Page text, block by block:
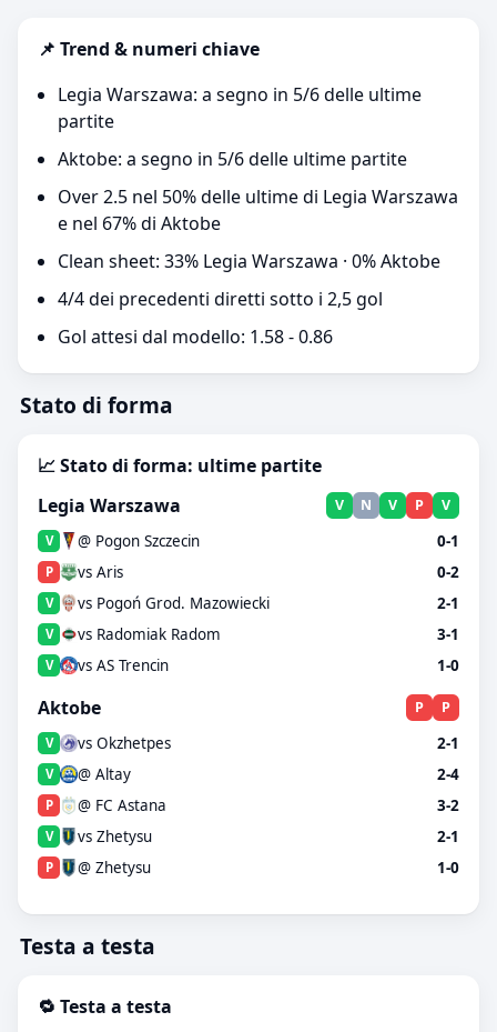
📌 Trend & numeri chiave
Legia Warszawa: a segno in 5/6 delle ultime
partite
Aktobe: a segno in 5/6 delle ultime partite
Over 2.5 nel 50% delle ultime di Legia Warszawa
e nel 67% di Aktobe
Clean sheet: 33% Legia Warszawa · 0% Aktobe
4/4 dei precedenti diretti sotto i 2,5 gol
Gol attesi dal modello: 1.58 - 0.86
Stato di forma
📈 Stato di forma: ultime partite
Legia Warszawa
V N V P V
V @ Pogon Szczecin 0-1
P vs Aris 0-2
V vs Pogoń Grod. Mazowiecki 2-1
V vs Radomiak Radom 3-1
V vs AS Trencin 1-0
Aktobe P P
V vs Okzhetpes 2-1
V @ Altay 2-4
P @ FC Astana 3-2
V vs Zhetysu 2-1
P @ Zhetysu 1-0
Testa a testa
🔁 Testa a testa